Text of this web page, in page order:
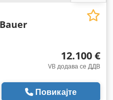
12.100 €
VB додава се ДДВ
Повикајте